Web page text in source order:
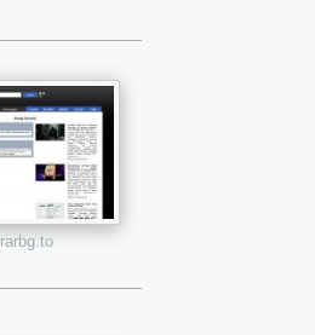
rarbg.to